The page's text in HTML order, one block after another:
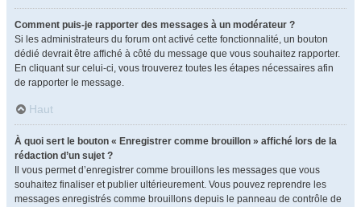
Comment puis-je rapporter des messages à un modérateur ?
Si les administrateurs du forum ont activé cette fonctionnalité, un bouton
dédié devrait être affiché à côté du message que vous souhaitez rapporter.
En cliquant sur celui-ci, vous trouverez toutes les étapes nécessaires afin
de rapporter le message.
Haut
À quoi sert le bouton « Enregistrer comme brouillon » affiché lors de la
rédaction d’un sujet ?
Il vous permet d’enregistrer comme brouillons les messages que vous
souhaitez finaliser et publier ultérieurement. Vous pouvez reprendre les
messages enregistrés comme brouillons depuis le panneau de contrôle de